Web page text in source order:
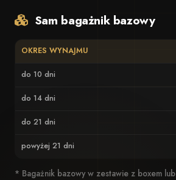
Sam bagażnik bazowy
OKRES WYNAJMU
do 10 dni
do 14 dni
do 21 dni
powyżej 21 dni
* Bagażnik bazowy w zestawie z boxem